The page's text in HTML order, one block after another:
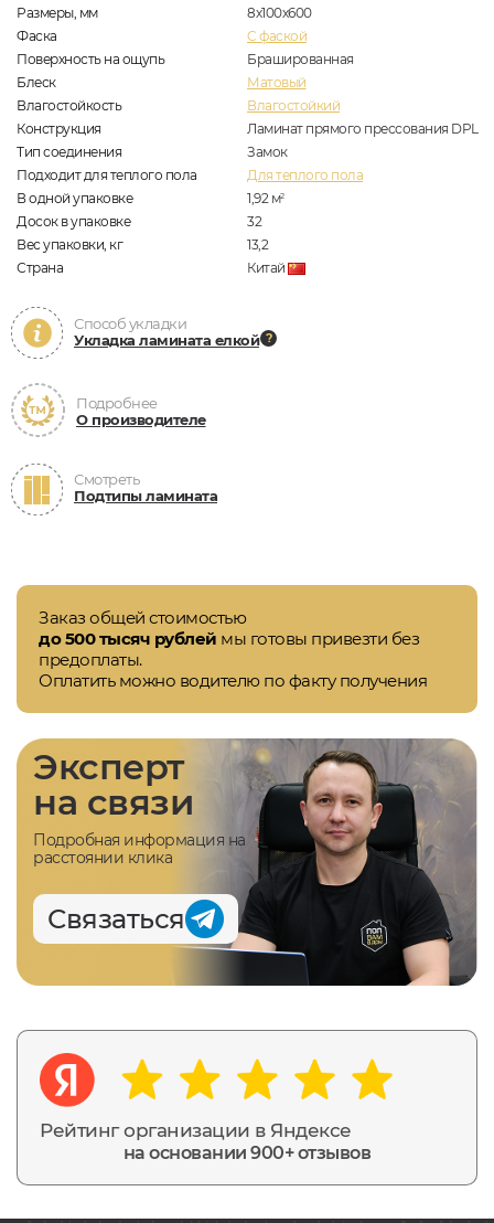
Размеры, мм
8х100х600
Фаска
C фаской
Поверхность на ощупь
Брашированная
Блеск
Матовый
Влагостойкость
Влагостойкий
Конструкция
Ламинат прямого прессования DPL
Тип соединения
Замок
Подходит для теплого пола
Для теплого пола
В одной упаковке
1,92 м2
Досок в упаковке
32
Вес упаковки, кг
13,2
Страна
Китай
Способ укладки
Укладка ламината елкой
Подробнее
О производителе
Смотреть
Подтипы ламината
Заказ общей стоимостью
до 500 тысяч рублей мы готовы привезти без
предоплаты.
Оплатить можно водителю по факту получения
Рейтинг организации в Яндексе
на основании 900+ отзывов
Эксперт
на связи
Подробная информация на
расстоянии клика
Связаться